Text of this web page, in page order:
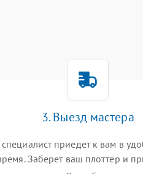
3. Выезд мастера
приедет к вам в
Заберет ваш плоттер и